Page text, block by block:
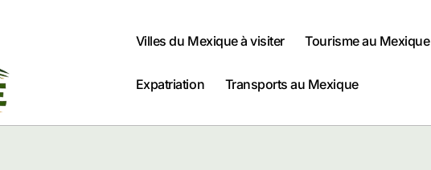
Villes du Mexique à visiter Tourisme au Mexique
Expatriation Transports au Mexique